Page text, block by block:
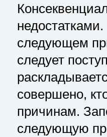
следующем
следует
совершено,
причинам.
следующую